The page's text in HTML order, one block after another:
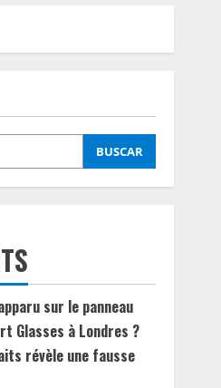
BUSCAR
sur le panneau
Glasses à Londres ?
révèle une fausse